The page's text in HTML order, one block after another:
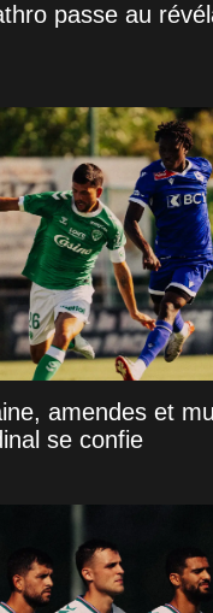
passe au
amendes et
se confie